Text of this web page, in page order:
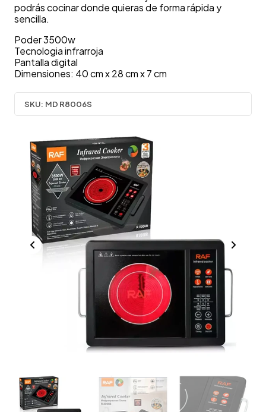
podrás cocinar donde quieras de forma rápida y
sencilla.
Poder 3500w
Tecnologia infrarroja
Pantalla digital
Dimensiones: 40 cm x 28 cm x 7 cm
SKU: MD R8006S